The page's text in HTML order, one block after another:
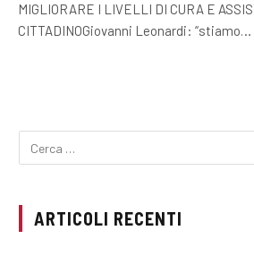
MIGLIORARE I LIVELLI DI CURA E
CITTADINOGiovanni Leonardi: “stiamo…
ARTICOLI RECENTI